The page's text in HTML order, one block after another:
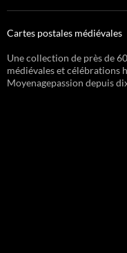
Cartes postales médiévales
Une collection de près de
médiévales et célébrations
Moyenagepassion depuis